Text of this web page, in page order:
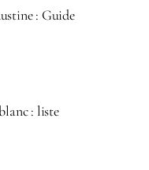
: Guide
: liste